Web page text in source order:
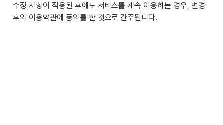
수정 사항이 적용된 후에도 서비스를 계속 이용하는 경우, 변경
후의 이용약관에 동의를 한 것으로 간주됩니다.